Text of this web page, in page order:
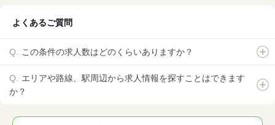
よくあるご質問
この条件の求人数はどのくらいありますか？
エリアや路線、駅周辺から求人情報を探すことはできます
か？